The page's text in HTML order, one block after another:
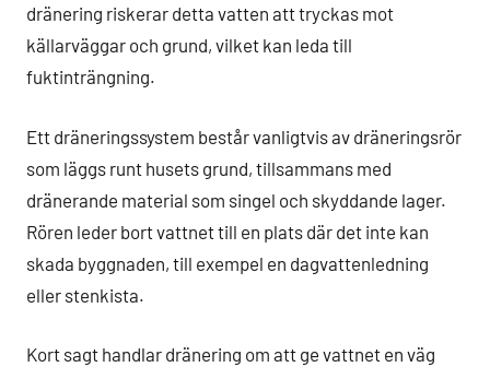
dränering riskerar detta vatten att tryckas mot
källarväggar och grund, vilket kan leda till
fuktinträngning.
Ett dräneringssystem består vanligtvis av dräneringsrör
som läggs runt husets grund, tillsammans med
dränerande material som singel och skyddande lager.
Rören leder bort vattnet till en plats där det inte kan
skada byggnaden, till exempel en dagvattenledning
eller stenkista.
Kort sagt handlar dränering om att ge vattnet en väg